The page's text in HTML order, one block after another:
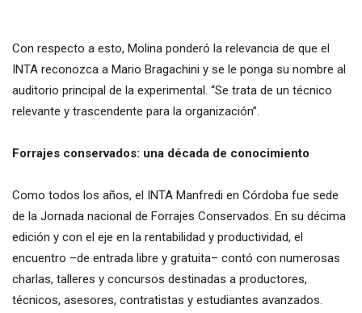
Con respecto a esto, Molina ponderó la relevancia de que el
INTA reconozca a Mario Bragachini y se le ponga su nombre al
auditorio principal de la experimental. “Se trata de un técnico
relevante y trascendente para la organización”.
Forrajes conservados: una década de conocimiento
Como todos los años, el INTA Manfredi en Córdoba fue sede
de la Jornada nacional de Forrajes Conservados. En su décima
edición y con el eje en la rentabilidad y productividad, el
encuentro –de entrada libre y gratuita– contó con numerosas
charlas, talleres y concursos destinadas a productores,
técnicos, asesores, contratistas y estudiantes avanzados.